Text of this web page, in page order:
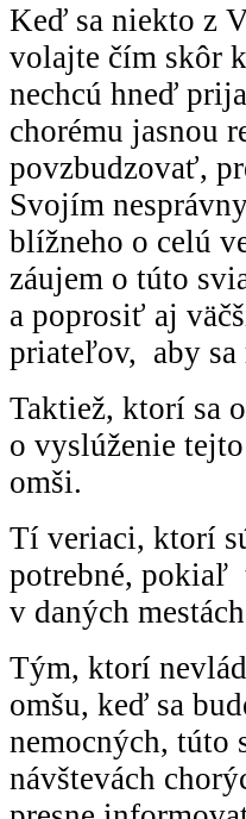
Keď sa niekto z
volajte čím skôr
nechcú hneď
chorému jasnou
povzbudzovať,
Svojím
blížneho o celú
záujem o túto
a poprosiť aj
priateľov, aby
Taktiež, ktorí sa
o vyslúženie
omši.
Tí veriaci, ktorí
potrebné, pokiaľ
v daných
Tým, ktorí
omšu, keď sa
nemocných,
návštevách